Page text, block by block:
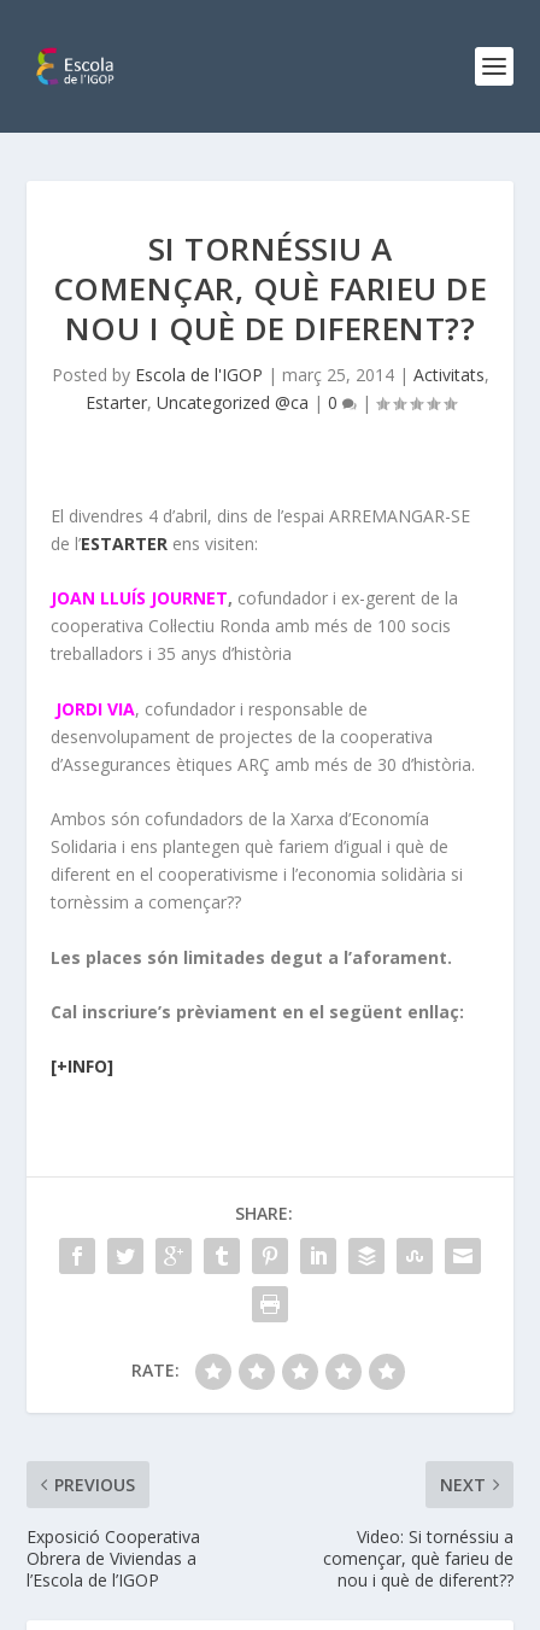
SI TORNÉSSIU A
COMENÇAR, QUÈ FARIEU DE
NOU I QUÈ DE DIFERENT??
Posted by Escola de l'IGOP | març 25, 2014| Activitats,
Estarter, Uncategorized @ca | 0 |
El divendres 4 d’abril, dins de l’espai ARREMANGAR-SE
de l’ESTARTER ens visiten:
JOAN LLUÍS JOURNET, cofundador i ex-gerent de la
cooperativa Col·lectiu Ronda amb més de 100 socis
treballadors i 35 anys d’història
JORDI VIA, cofundador i responsable de
desenvolupament de projectes de la cooperativa
d’Assegurances ètiques ARÇ amb més de 30 d’història.
Ambos són cofundadors de la Xarxa d’Economía
Solidaria i ens plantegen què fariem d’igual i què de
diferent en el cooperativisme i l’economia solidària si
tornèssim a començar??
Les places són limitades degut a l’aforament.
Cal inscriure’s prèviament en el següent enllaç:
[+INFO]
SHARE:
RATE:
PREVIOUS
Exposició Cooperativa
Obrera de Viviendas a
l’Escola de l’IGOP
NEXT
Video: Si tornéssiu a
començar, què farieu de
nou i què de diferent??